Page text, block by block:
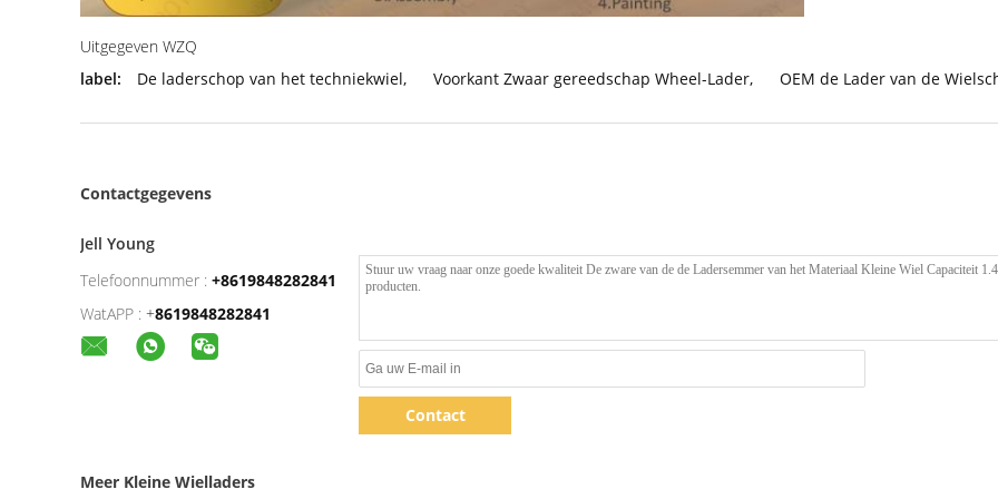
Uitgegeven WZQ
label:
De laderschop van het techniekwiel, Voorkant Zwaar gereedschap Wheel-Lader, OEM de Lader van de
Contactgegevens
Jell Young
Telefoonnummer : +8619848282841
WatAPP : +8619848282841
Contact
Meer Kleine Wielladers